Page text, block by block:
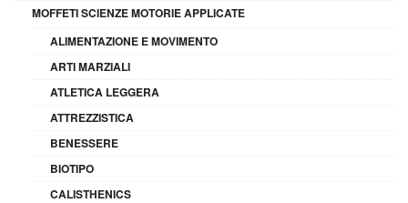
MOFFETI SCIENZE MOTORIE APPLICATE
ALIMENTAZIONE E MOVIMENTO
ARTI MARZIALI
ATLETICA LEGGERA
ATTREZZISTICA
BENESSERE
BIOTIPO
CALISTHENICS